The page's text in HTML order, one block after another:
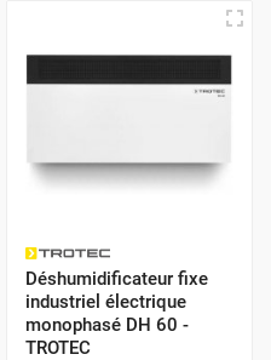
Déshumidificateur fixe
industriel électrique
monophasé DH 60 -
TROTEC